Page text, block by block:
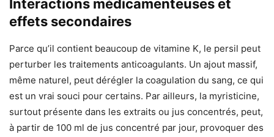
Interactions médicamenteuses et
effets secondaires
Parce qu’il contient beaucoup de vitamine K, le persil peut
perturber les traitements anticoagulants. Un ajout massif,
même naturel, peut dérégler la coagulation du sang, ce qui
est un vrai souci pour certains. Par ailleurs, la myristicine,
surtout présente dans les extraits ou jus concentrés, peut,
à partir de 100 ml de jus concentré par jour, provoquer des